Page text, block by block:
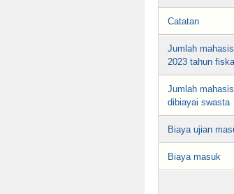
Catatan
Jumlah
2023 tahun
Jumlah
dibiayai swasta
Biaya ujian
Biaya masuk